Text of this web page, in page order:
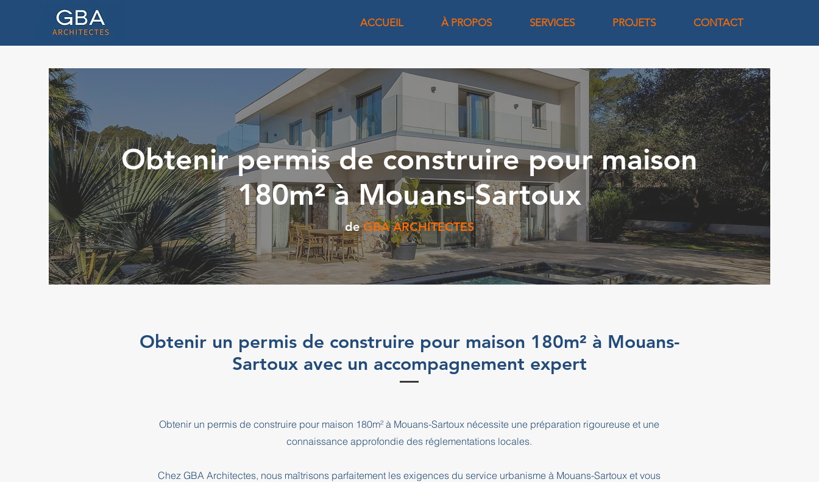
ACCUEIL À PROPOS SERVICES PROJETS CONTACT
Obtenir permis de construire pour maison
180m² à Mouans-Sartoux
de GBA ARCHITECTES
Obtenir un permis de construire pour maison 180m² à Mouans-
Sartoux avec un accompagnement expert
Obtenir un permis de construire pour maison 180m² à Mouans-Sartoux nécessite une préparation rigoureuse et une
connaissance approfondie des réglementations locales.
Chez GBA Architectes, nous maîtrisons parfaitement les exigences du service urbanisme à Mouans-Sartoux et vous